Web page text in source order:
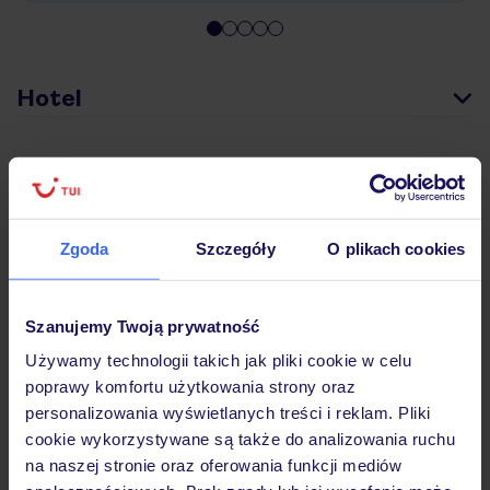
Zgoda Szczegóły O plikach cookies
Szanujemy Twoją prywatność
Używamy technologii takich jak pliki cookie w celu
poprawy komfortu użytkowania strony oraz
personalizowania wyświetlanych treści i reklam. Pliki
cookie wykorzystywane są także do analizowania ruchu
na naszej stronie oraz oferowania funkcji mediów
Hotel
Pokoje
Wyżywienie
Atrakcje
Ważne informacje